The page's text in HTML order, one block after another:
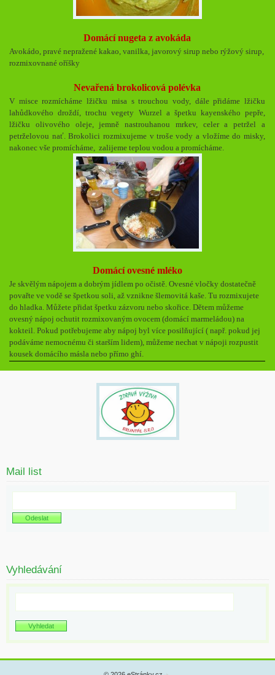
Domácí nugeta z avokáda
Avokádo, pravé nepražené kakao, vanilka, javorový sirup nebo rýžový sirup,
rozmixovnané oříšky
Nevařená brokolicová polévka
V misce rozmícháme lžičku misa s trouchou vody, dále přidáme lžičku
lahůdkového droždí, trochu vegety Wurzel a špetku kayenského pepře,
lžičku olivového oleje, jemně nastrouhanou mrkev, celer a petržel a
petrželovou nať. Brokolici rozmixujeme v troše vody a vložíme do misky,
nakonec vše promícháme, zalijeme teplou vodou a promícháme.
Domácí ovesné mléko
Je skvělým nápojem a dobrým jídlem po očistě. Ovesné vločky dostatečně
povařte ve vodě se špetkou soli, až vznikne šlemovitá kaše. Tu rozmixujete
do hladka. Můžete přidat špetku zázvoru nebo skořice. Dětem můžeme
ovesný nápoj ochutit rozmixovaným ovocem (domácí marmeládou) na
kokteil. Pokud potřebujeme aby nápoj byl více posilňující ( např. pokud jej
podáváme nemocnému či starším lidem), můžeme nechat v nápoji rozpustit
kousek domácího másla nebo přímo ghí.
Mail list
Vyhledávání